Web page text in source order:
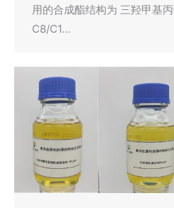
用的合成酯结构为 三羟甲基
C8/C1…